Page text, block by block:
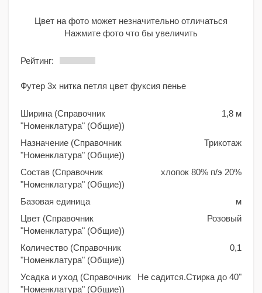
Цвет на фото может незначительно отличаться
Нажмите фото что бы увеличить
Рейтинг:
Футер 3х нитка петля цвет фуксия пенье
Ширина (Справочник
"Номенклатура" (Общие))
1,8 м
Назначение (Справочник
"Номенклатура" (Общие))
Трикотаж
Состав (Справочник
"Номенклатура" (Общие))
хлопок 80% п/э 20%
Базовая единица
м
Цвет (Справочник
"Номенклатура" (Общие))
Розовый
Количество (Справочник
"Номенклатура" (Общие))
0,1
Усадка и уход (Справочник
"Номенклатура" (Общие))
Не садится.Стирка до 40"